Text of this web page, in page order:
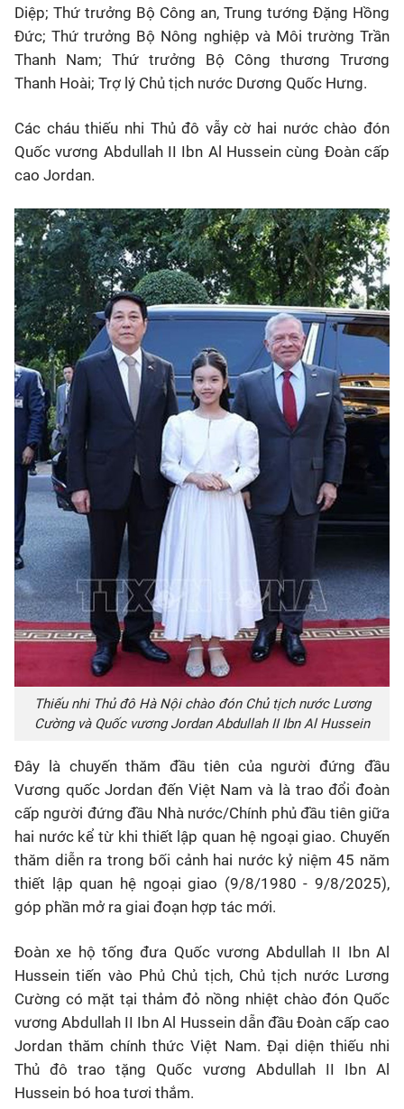
Diệp; Thứ trưởng Bộ Công an, Trung tướng Đặng Hồng
Đức; Thứ trưởng Bộ Nông nghiệp và Môi trường Trần
Thanh Nam; Thứ trưởng Bộ Công thương Trương
Thanh Hoài; Trợ lý Chủ tịch nước Dương Quốc Hưng.
Các cháu thiếu nhi Thủ đô vẫy cờ hai nước chào đón
Quốc vương Abdullah II Ibn Al Hussein cùng Đoàn cấp
cao Jordan.
Thiếu nhi Thủ đô Hà Nội chào đón Chủ tịch nước Lương
Cường và Quốc vương Jordan Abdullah II Ibn Al Hussein
Đây là chuyến thăm đầu tiên của người đứng đầu
Vương quốc Jordan đến Việt Nam và là trao đổi đoàn
cấp người đứng đầu Nhà nước/Chính phủ đầu tiên giữa
hai nước kể từ khi thiết lập quan hệ ngoại giao. Chuyến
thăm diễn ra trong bối cảnh hai nước kỷ niệm 45 năm
thiết lập quan hệ ngoại giao (9/8/1980 - 9/8/2025),
góp phần mở ra giai đoạn hợp tác mới.
Đoàn xe hộ tống đưa Quốc vương Abdullah II Ibn Al
Hussein tiến vào Phủ Chủ tịch, Chủ tịch nước Lương
Cường có mặt tại thảm đỏ nồng nhiệt chào đón Quốc
vương Abdullah II Ibn Al Hussein dẫn đầu Đoàn cấp cao
Jordan thăm chính thức Việt Nam. Đại diện thiếu nhi
Thủ đô trao tặng Quốc vương Abdullah II Ibn Al
Hussein bó hoa tươi thắm.